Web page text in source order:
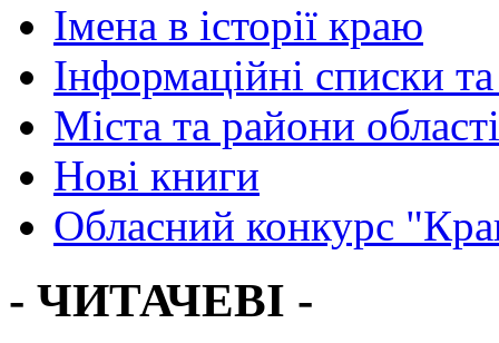
Імена в історії краю
Інформаційні списки
Міста та райони області
Нові книги
Обласний конкурс
- ЧИТАЧЕВІ -